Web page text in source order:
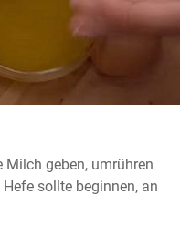
Milch geben, umrühren
sollte beginnen, an